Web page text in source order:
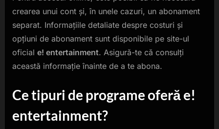
crearea unui cont și, în unele cazuri, un abonament
separat. Informațiile detaliate despre costuri și
opțiuni de abonament sunt disponibile pe site-ul
oficial e! entertainment. Asigură-te că consulți
această informație înainte de a te abona.
Ce tipuri de programe oferă e!
entertainment?